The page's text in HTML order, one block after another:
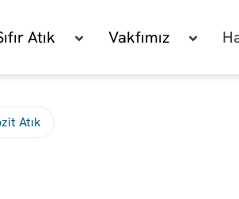
Atık Vakfımız
Atık